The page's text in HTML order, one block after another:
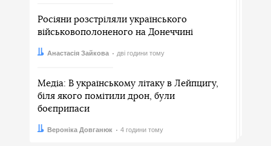
Росіяни розстріляли українського
військовополоненого на Донеччині
Автор:Анастасія Зайкова
Дата: дві години тому
Медіа: В українському літаку в Лейпцигу,
біля якого помітили дрон, були
боєприпаси
Автор:
Вероніка Довганюк
Дата: 4 години тому